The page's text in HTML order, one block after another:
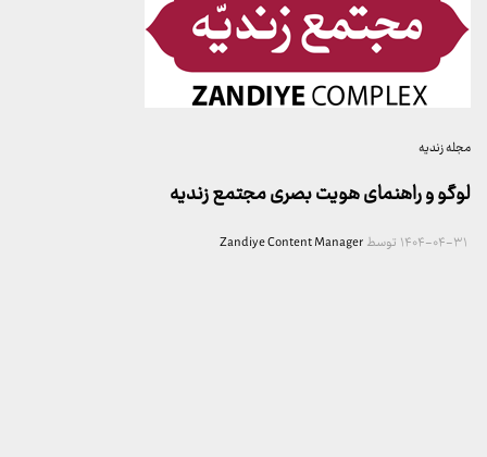
مجله زندیه
لوگو و راهنمای هویت بصری مجتمع زندیه
۱۴۰۴-۰۴-۳۱ توسطZandiye Content Manager